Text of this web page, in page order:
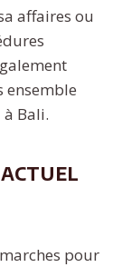
affaires ou
ensemble
à Bali.
actuel
pour